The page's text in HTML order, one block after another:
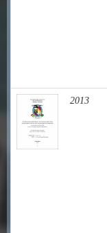
2013